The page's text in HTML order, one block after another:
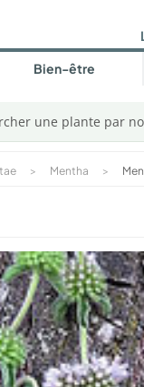
Bien-être
une plante par
> Mentha >